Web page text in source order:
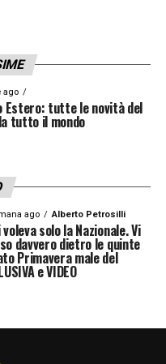
ago
Estero: tutte le novità del
tutto il mondo
ago Alberto Petrosilli
solo la Nazionale. Vi
davvero dietro le quinte
Primavera male del
e VIDEO